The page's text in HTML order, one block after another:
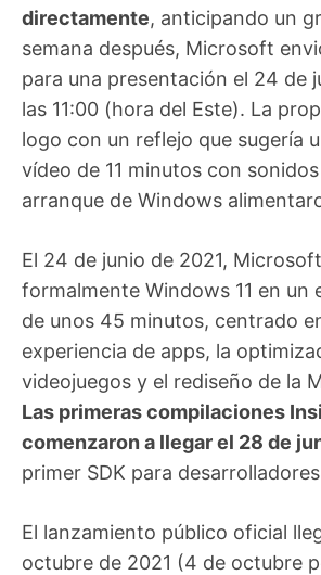
directamente, anticipando un
semana después, Microsoft
para una presentación el 24 de
las 11:00 (hora del Este). La
logo con un reflejo que sugería
vídeo de 11 minutos con
arranque de Windows
El 24 de junio de 2021,
formalmente Windows 11 en un
de unos 45 minutos, centrado
experiencia de apps, la
videojuegos y el rediseño de la
Las primeras compilaciones
comenzaron a llegar el 28 de
primer SDK para
El lanzamiento público oficial
octubre de 2021 (4 de octubre